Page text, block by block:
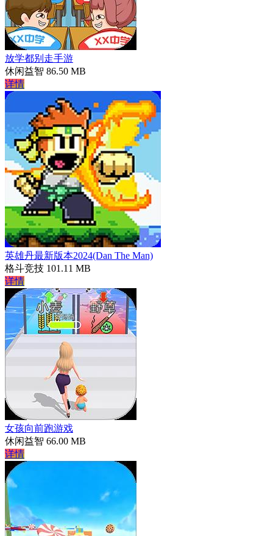
放学都别走手游
休闲益智 86.50 MB
详情
英雄丹最新版本2024(Dan The Man)
格斗竞技 101.11 MB
详情
女孩向前跑游戏
休闲益智 66.00 MB
详情